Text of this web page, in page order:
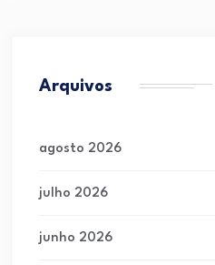
Arquivos
agosto 2026
julho 2026
junho 2026